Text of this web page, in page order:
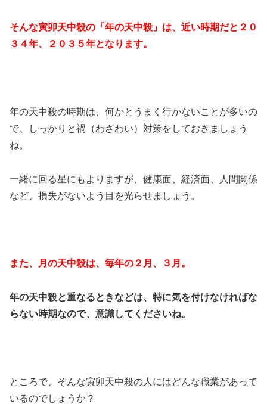
そんな寅卯天中殺の「年の天中殺」は、近い時期だと２０
３４年、２０３５年となります。
年の天中殺の時期は、何かとうまく行かないことが多いの
で、しっかりと禍（わざわい）対策をしておきましょう
ね。
一緒に回る星にもよりますが、健康面、経済面、人間関係
など、損失がないよう目を光らせましょう。
また、月の天中殺は、毎年の２月、３月。
年の天中殺と重なるときなどは、特に気を付けなければな
らない時期なので、意識してくださいね。
ところで、そんな寅卯天中殺の人にはどんな職業があって
いるのでしょうか？